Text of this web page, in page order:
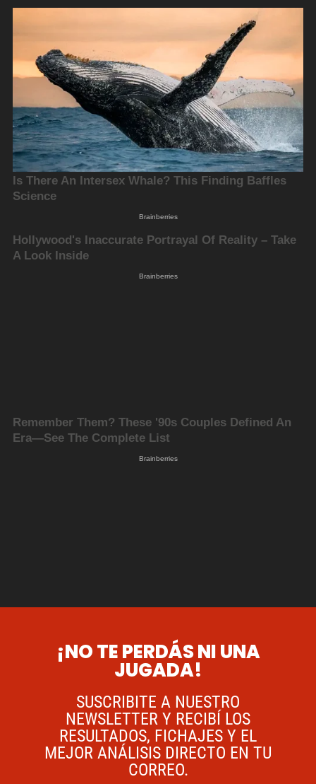
¡NO TE PERDÁS NI UNA
JUGADA!
SUSCRIBITE A NUESTRO
NEWSLETTER Y RECIBÍ LOS
RESULTADOS, FICHAJES Y EL
MEJOR ANÁLISIS DIRECTO EN TU
CORREO.